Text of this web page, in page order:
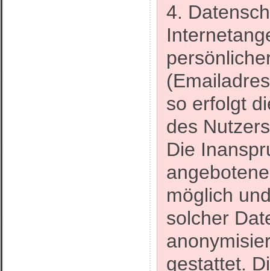
4.
so erfolgt
des
Die
möglich
solcher
gestattet.